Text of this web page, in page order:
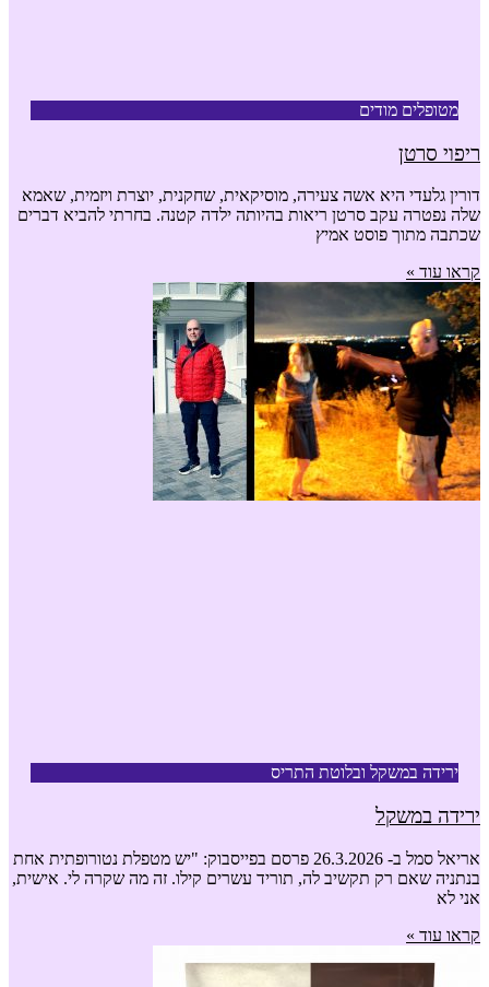
מטופלים מודים
ריפוי סרטן
דורין גלעדי היא אשה צעירה, מוסיקאית, שחקנית, יוצרת ויזמית, שאמא
שלה נפטרה עקב סרטן ריאות בהיותה ילדה קטנה. בחרתי להביא דברים
שכתבה מתוך פוסט אמיץ
קראו עוד »
ירידה במשקל ובלוטת התריס
ירידה במשקל
אריאל סמל ב- 26.3.2026 פרסם בפייסבוק: "יש מטפלת נטורופתית אחת
בנתניה שאם רק תקשיב לה, תוריד עשרים קילו. זה מה שקרה לי. אישית,
אני לא
קראו עוד »